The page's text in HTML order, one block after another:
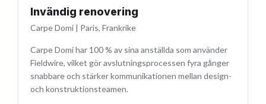
Invändig renovering
Carpe Domi | Paris, Frankrike
Carpe Domi har 100 % av sina anställda som använder
Fieldwire, vilket gör avslutningsprocessen fyra gånger
snabbare och stärker kommunikationen mellan design-
och konstruktionsteamen.